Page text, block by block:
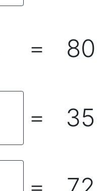
＝ 80
＝ 35